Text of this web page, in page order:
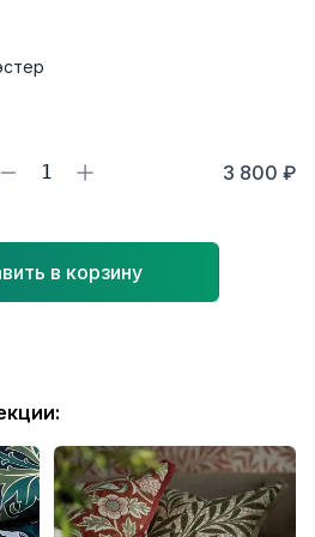
1 3 800 ₽
в корзину